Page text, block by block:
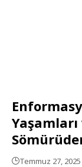
Temmuz 27, 2025